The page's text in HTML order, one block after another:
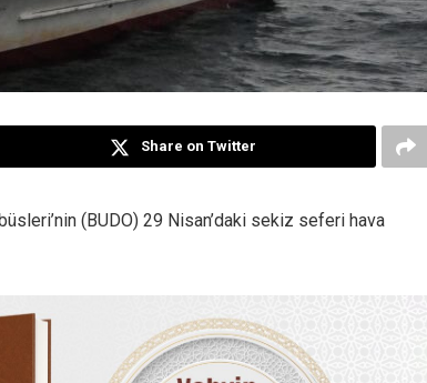
Share on Twitter
(BUDO) 29 Nisan’daki sekiz seferi hava